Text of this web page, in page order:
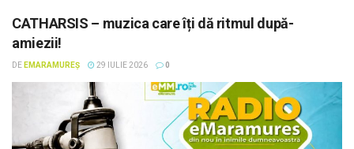
CATHARSIS – muzica care îți dă ritmul după-
amiezii!
DE EMARAMUREȘ 29 IULIE 2026 0